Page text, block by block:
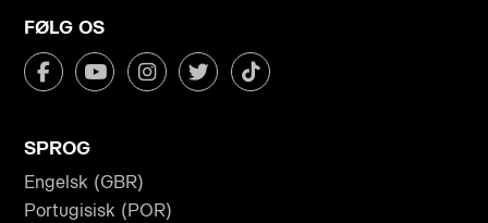
FØLG OS
SPROG
Engelsk (GBR)
Portugisisk (POR)